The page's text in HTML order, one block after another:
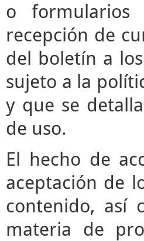
o formularios
recepción de
del boletín a
sujeto a la
y que se
de uso.
El hecho de
aceptación de
contenido, así
materia de